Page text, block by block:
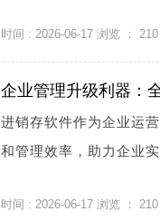
时间 : 2026-06-17 浏览 ： 210
企业管理升级利器：
进销存软件作为企业运
和管理效率，助力企业
时间 : 2026-06-17 浏览 ： 210